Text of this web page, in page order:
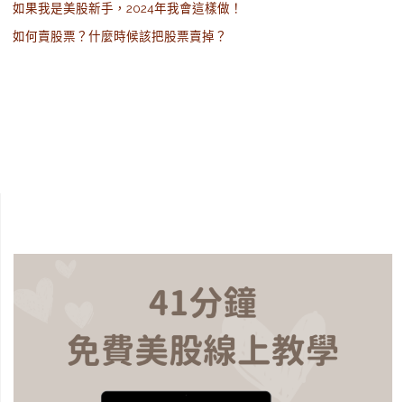
如果我是美股新手，2024年我會這樣做！
如何賣股票？什麼時候該把股票賣掉？